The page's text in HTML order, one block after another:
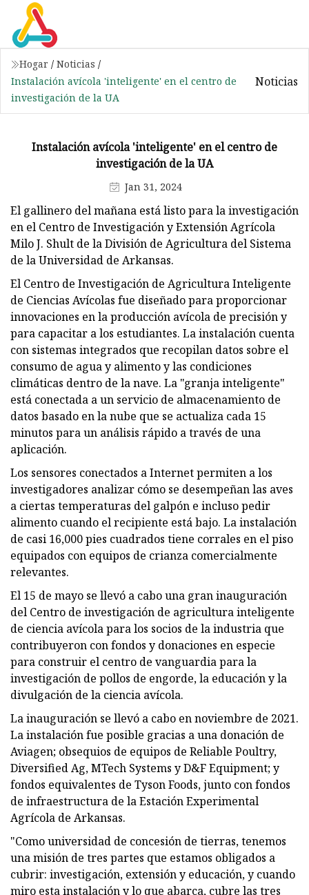
Hogar / Noticias /
Instalación avícola 'inteligente' en el centro de
investigación de la UA
Noticias
Instalación avícola 'inteligente' en el centro de
investigación de la UA
Jan 31, 2024
El gallinero del mañana está listo para la investigación
en el Centro de Investigación y Extensión Agrícola
Milo J. Shult de la División de Agricultura del Sistema
de la Universidad de Arkansas.
El Centro de Investigación de Agricultura Inteligente
de Ciencias Avícolas fue diseñado para proporcionar
innovaciones en la producción avícola de precisión y
para capacitar a los estudiantes. La instalación cuenta
con sistemas integrados que recopilan datos sobre el
consumo de agua y alimento y las condiciones
climáticas dentro de la nave. La "granja inteligente"
está conectada a un servicio de almacenamiento de
datos basado en la nube que se actualiza cada 15
minutos para un análisis rápido a través de una
aplicación.
Los sensores conectados a Internet permiten a los
investigadores analizar cómo se desempeñan las aves
a ciertas temperaturas del galpón e incluso pedir
alimento cuando el recipiente está bajo. La instalación
de casi 16,000 pies cuadrados tiene corrales en el piso
equipados con equipos de crianza comercialmente
relevantes.
El 15 de mayo se llevó a cabo una gran inauguración
del Centro de investigación de agricultura inteligente
de ciencia avícola para los socios de la industria que
contribuyeron con fondos y donaciones en especie
para construir el centro de vanguardia para la
investigación de pollos de engorde, la educación y la
divulgación de la ciencia avícola.
La inauguración se llevó a cabo en noviembre de 2021.
La instalación fue posible gracias a una donación de
Aviagen; obsequios de equipos de Reliable Poultry,
Diversified Ag, MTech Systems y D&F Equipment; y
fondos equivalentes de Tyson Foods, junto con fondos
de infraestructura de la Estación Experimental
Agrícola de Arkansas.
"Como universidad de concesión de tierras, tenemos
una misión de tres partes que estamos obligados a
cubrir: investigación, extensión y educación, y cuando
miro esta instalación y lo que abarca, cubre las tres